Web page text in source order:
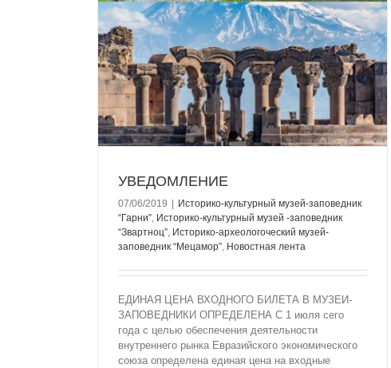
УВЕДОМЛЕНИЕ
07/06/2019 | Историко-культурный музей-заповедник
“Гарни” Историко-культурный музей -заповедник
“Звартноц” Историко-археологоческий музей-
заповедник “Мецамор” Новостная лента
ЕДИНАЯ ЦЕНА ВХОДНОГО БИЛЕТА В МУЗЕИ-
ЗАПОВЕДНИКИ ОПРЕДЕЛЕНА С 1 июля сего
года с целью обеспечения деятельности
внутреннего рынка Евразийского экономического
союза определена единая цена на входные
В ГАРНИ ОТМЕТИЛИ МЕЖДУНАРОДНЫЙ ДЕНЬ
ЗАЩИТЫ ДЕТЕЙ
Историко-культурный музей-заповедник “Гарни”
Новостная лента Публикации